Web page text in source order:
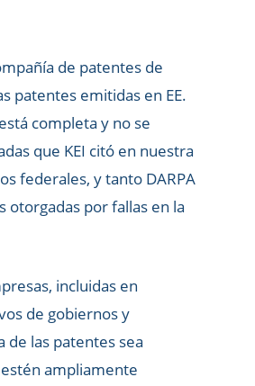
de patentes de
patentes emitidas en EE.
completa y no se
que KEI citó en nuestra
federales, y tanto DARPA
otorgadas por fallas en la
incluidas en
de gobiernos y
de las patentes sea
ampliamente